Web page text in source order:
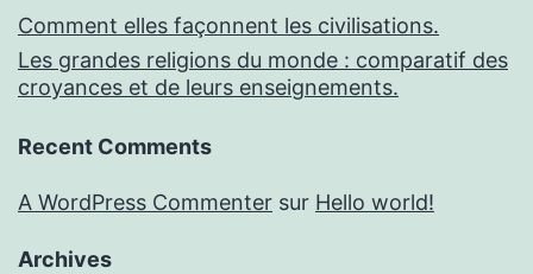
Comment elles façonnent les civilisations.
Les grandes religions du monde : comparatif des
croyances et de leurs enseignements.
Recent Comments
A WordPress Commenter sur Hello world!
Archives